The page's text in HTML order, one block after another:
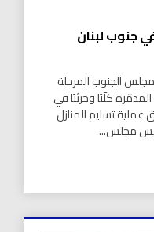
جنوب لبنان
الجنوب المرحلة
كلّيًا وجزئيًا في
عملية تسليم المنازل
مجلس...